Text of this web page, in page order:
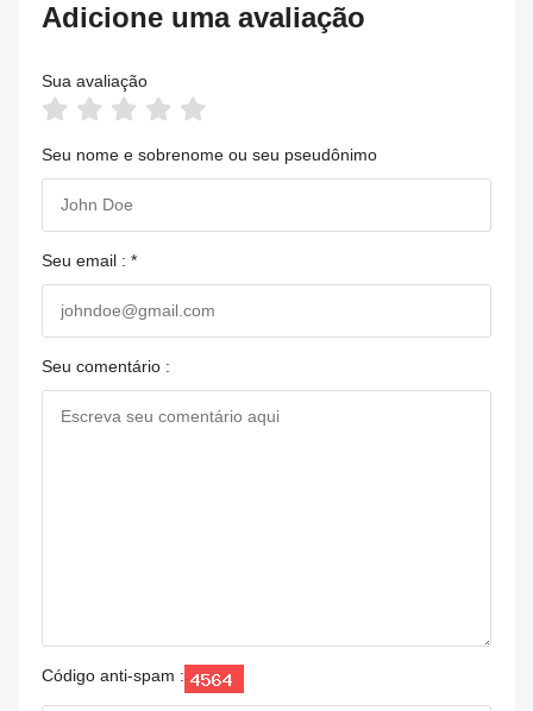
Adicione uma avaliação
Sua avaliação
Seu nome e sobrenome ou seu pseudônimo
Seu email : *
Seu comentário :
Código anti-spam :